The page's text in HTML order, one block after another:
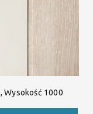
Wysokość 1000